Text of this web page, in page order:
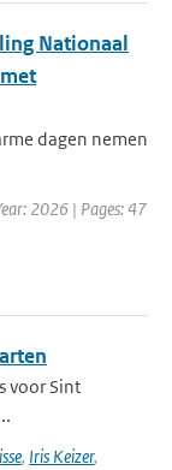
Nationaal
dagen nemen
2026 | Pages: 47
voor Sint
, Iris Keizer,